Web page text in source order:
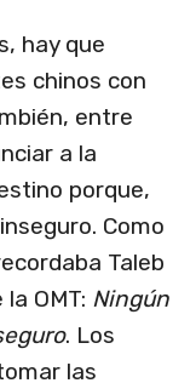
hay que
chinos con
entre
a la
porque,
Como
Taleb
OMT: Ningún
. Los
las